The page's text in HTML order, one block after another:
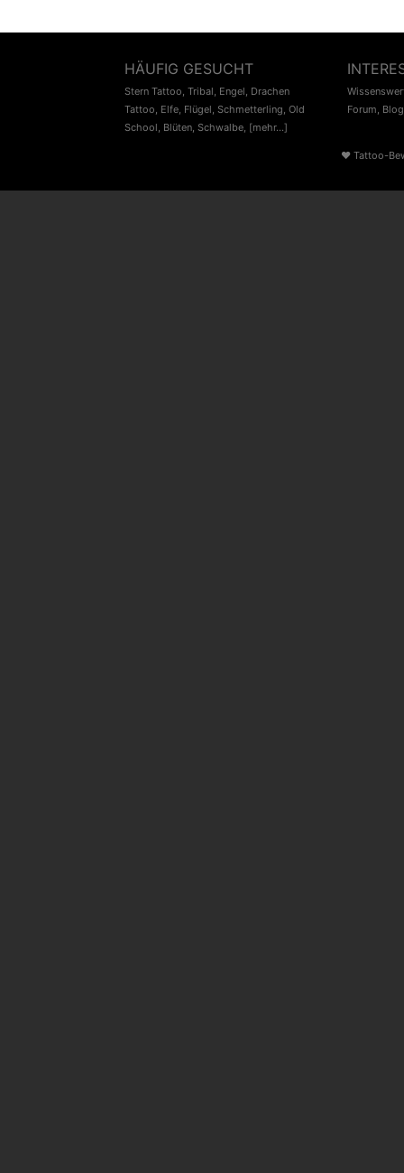
HÄUFIG GESUCHT
Stern Tattoo, Tribal, Engel, Drachen
Tattoo, Elfe, Flügel, Schmetterling, Old
School, Blüten, Schwalbe, [mehr...]
Forum, Blog
♥ Tattoo-